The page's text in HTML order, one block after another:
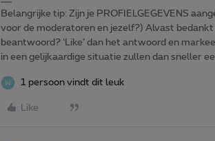
Belangrijke tip: Zijn je PROFIELGEGEVENS
voor de moderatoren en jezelf?) Alvast
beantwoord? ‘Like’ dan het antwoord en
in een gelijkaardige situatie zullen dan sneller
1 persoon vindt dit leuk
Like